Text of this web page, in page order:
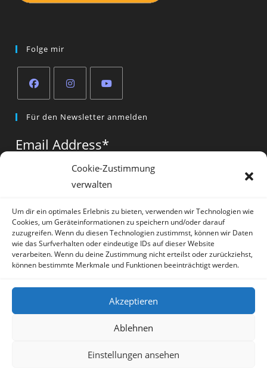
Cookie-Zustimmung
verwalten
Um dir ein optimales Erlebnis zu bieten, verwenden wir Technologien wie
Cookies, um Geräteinformationen zu speichern und/oder darauf
zuzugreifen. Wenn du diesen Technologien zustimmst, können wir Daten
wie das Surfverhalten oder eindeutige IDs auf dieser Website
verarbeiten. Wenn du deine Zustimmung nicht erteilst oder zurückziehst,
können bestimmte Merkmale und Funktionen beeinträchtigt werden.
Akzeptieren
Ablehnen
Einstellungen ansehen
Folge mir
in
new
in
new
in
new
tab
Für den Newsletter anmelden
Email Address*
Vorname*